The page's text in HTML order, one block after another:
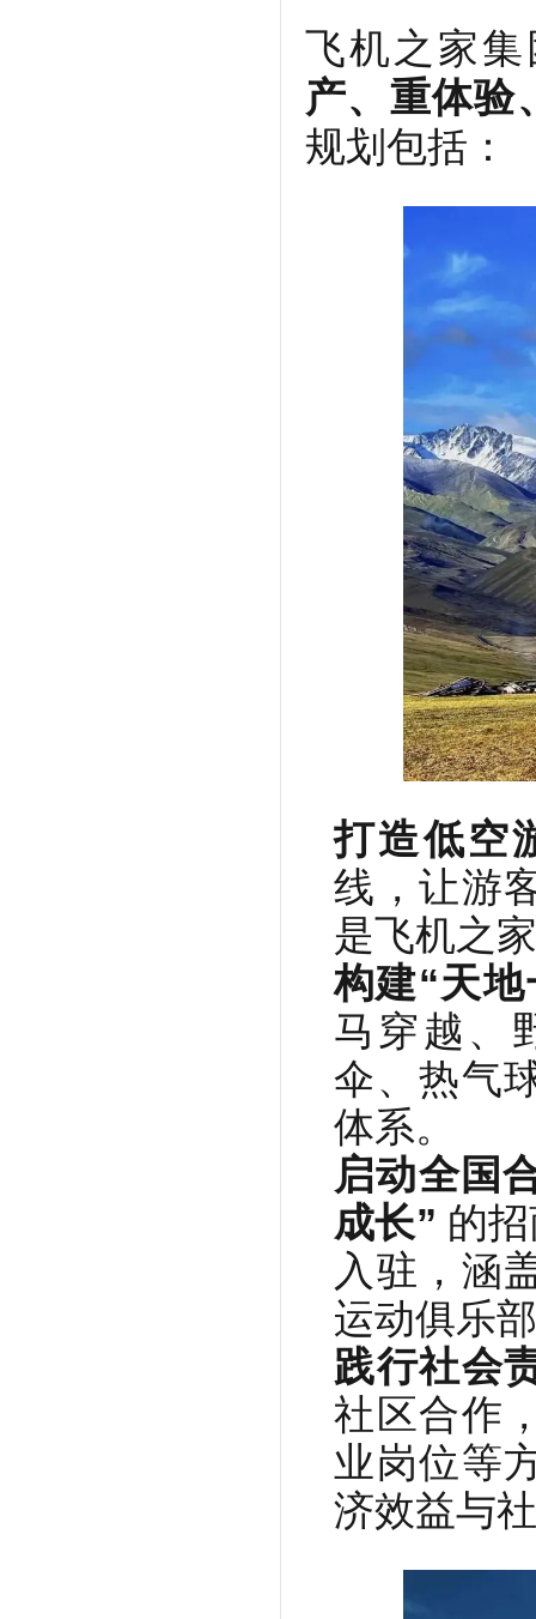
飞机之家
产、重体验
规划包括：
打造低空
线，让游
是飞机之
构建“天
马穿越、
伞、热气
体系。
启动全国
成长” 的
入驻，涵
运动俱乐
践行社会
社区合作
业岗位等
济效益与